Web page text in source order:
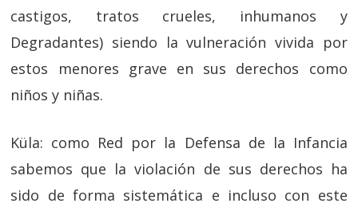
castigos, tratos crueles, inhumanos y
Degradantes) siendo la vulneración vivida por
estos menores grave en sus derechos como
niños y niñas.
Küla: como Red por la Defensa de la Infancia
sabemos que la violación de sus derechos ha
sido de forma sistemática e incluso con este